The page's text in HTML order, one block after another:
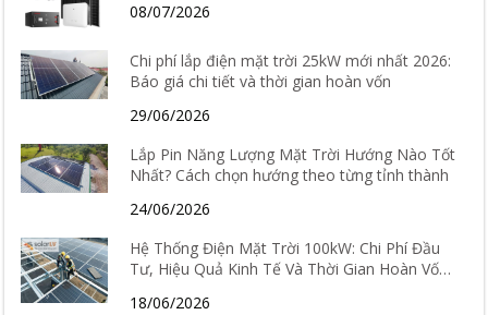
08/07/2026
Chi phí lắp điện mặt trời 25kW mới nhất 2026:
Báo giá chi tiết và thời gian hoàn vốn
29/06/2026
Lắp Pin Năng Lượng Mặt Trời Hướng Nào Tốt
Nhất? Cách chọn hướng theo từng tỉnh thành
24/06/2026
Hệ Thống Điện Mặt Trời 100kW: Chi Phí Đầu
Tư, Hiệu Quả Kinh Tế Và Thời Gian Hoàn Vốn
18/06/2026